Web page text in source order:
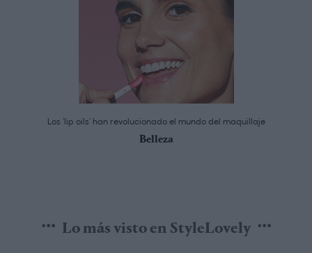
Los ‘lip oils’ han revolucionado el mundo del maquillaje
Belleza
Lo más visto en StyleLovely